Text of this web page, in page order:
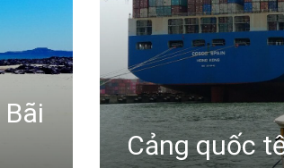
Cảng quốc